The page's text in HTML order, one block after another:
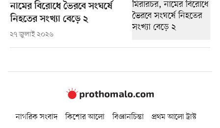
নামের বিরোধে ভৈরবে সংঘর্ষে
নিহতের সংখ্যা বেড়ে ২
২৭ জুলাই ২০২৬
নাগরিক সংবাদ কিশোর আলো বিজ্ঞানচিন্তা
প্রথম আলো ট্রাস্ট